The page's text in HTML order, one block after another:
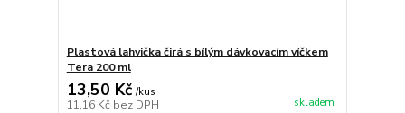
Plastová lahvička čirá s bílým dávkovacím víčkem
Tera 200 ml
13,50 Kč /kus
11,16 Kč bez DPH skladem